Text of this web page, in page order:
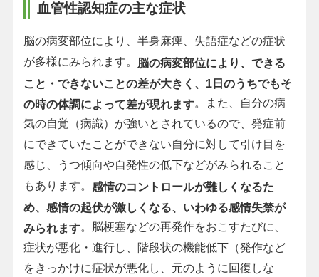
血管性認知症の主な症状
脳の病変部位により、半身麻痺、失語症などの症状
が多様にみられます。 脳の病変部位により、できる
こと・できないことの差が大きく、1日のうちでもそ
の時の体調によって差が現れます。また、自分の病
気の自覚（病識）が強いとされているので、発症前
にできていたことができない自分に対して引け目を
感じ、うつ傾向や自発性の低下などがみられること
もあります。 感情のコントロールが難しくなるた
め、感情の起伏が激しくなる、いわゆる感情失禁が
みられます。脳梗塞などの再発作をおこすたびに、
症状が悪化・進行し、階段状の機能低下（発作など
をきっかけに症状が悪化し、元のように回復しな